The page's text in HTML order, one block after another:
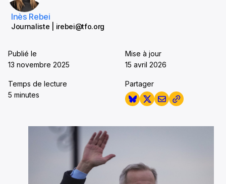
Inès Rebei
Journaliste | irebei@tfo.org
Publié le
13 novembre 2025
Mise à jour
15 avril 2026
Temps de lecture
5 minutes
Partager